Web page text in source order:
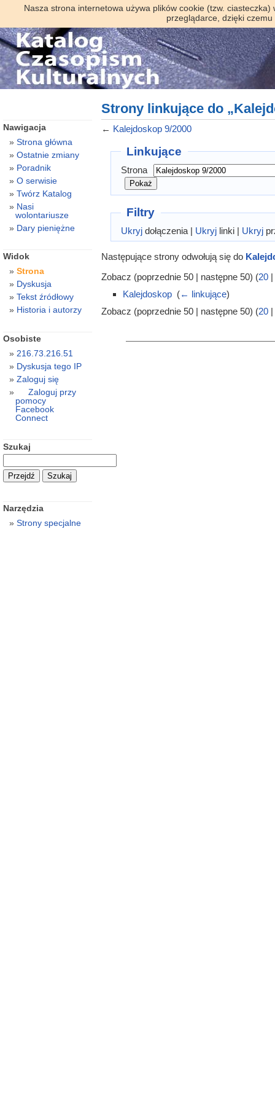
Nasza strona internetowa używa plików cookie (tzw.
przeglądarce, dzięki
Strony linkujące do
← Kalejdoskop 9/2000
Linkujące
Strona
Filtry
Ukryjdołączenia | Ukryjlinki | Ukryj
Następujące strony odwołują się do
Zobacz (poprzednie 50 | następne 50) (20|
Kalejdoskop‎ (← linkujące)
Zobacz (poprzednie 50 | następne 50) (20|
Nawigacja
Strona główna
Ostatnie zmiany
Poradnik
O serwisie
Twórz Katalog
Nasi
wolontariusze
Dary pieniężne
Widok
Strona
Dyskusja
Tekst źródłowy
Historia i autorzy
Osobiste
216.73.216.51
Dyskusja tego IP
Zaloguj się
Zaloguj przy
pomocy
Facebook
Connect
Szukaj
Narzędzia
Strony specjalne